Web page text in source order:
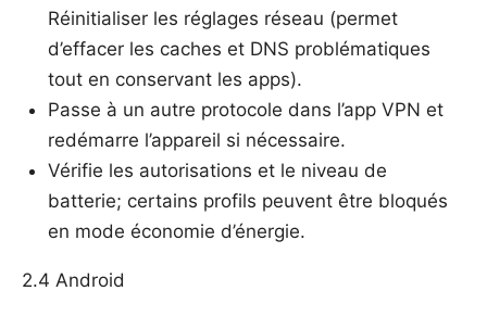
Réinitialiser les réglages réseau (permet
d’effacer les caches et DNS problématiques
tout en conservant les apps).
Passe à un autre protocole dans l’app VPN et
redémarre l’appareil si nécessaire.
Vérifie les autorisations et le niveau de
batterie; certains profils peuvent être bloqués
en mode économie d’énergie.
2.4 Android